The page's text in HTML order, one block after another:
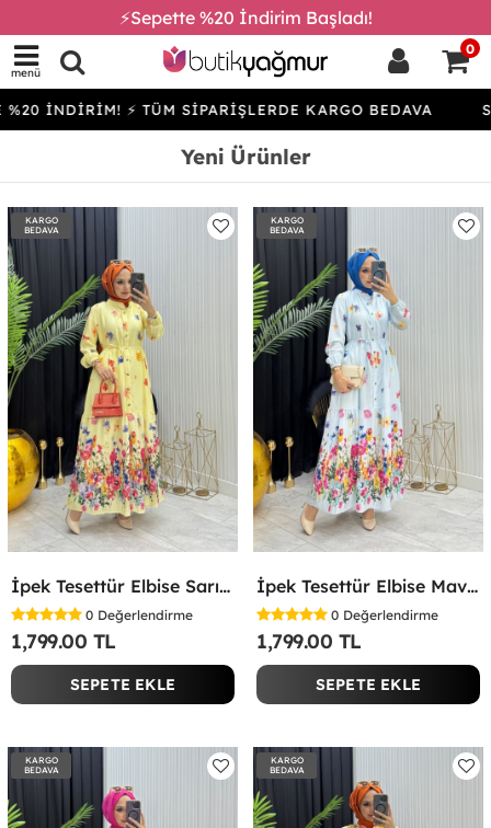
⚡Sepette %20 İndirim Başladı!
menü
0
⚡ TÜM SİPARİŞLERDE KARGO BEDAVA SEPETTE
Yeni Ürünler
KARGO
BEDAVA
İpek Tesettür Elbise Sarı Sarı
0 Değerlendirme
1,799.00 TL
SEPETE EKLE
KARGO
BEDAVA
İpek Tesettür Elbise Mavi Mavi
0 Değerlendirme
1,799.00 TL
SEPETE EKLE
KARGO
BEDAVA
KARGO
BEDAVA